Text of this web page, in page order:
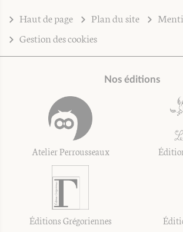
Haut de page Plan du site
Gestion des cookies
Nos éditions
Atelier Perrousseaux
Éditions Grégoriennes